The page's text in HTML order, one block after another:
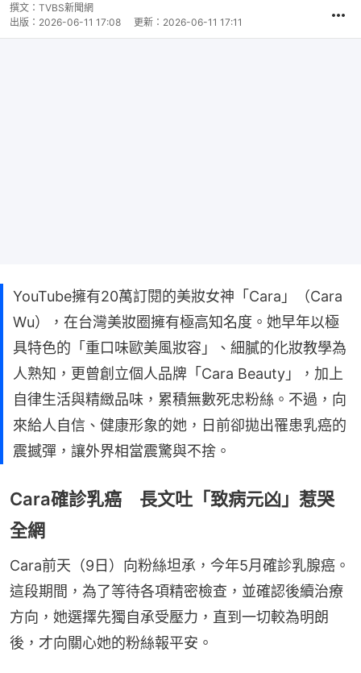
撰文： TVBS新聞網
出版： 2026-06-11 17:08 更新： 2026-06-11 17:11
YouTube擁有20萬訂閱的美妝女神「Cara」（Cara
Wu），在台灣美妝圈擁有極高知名度。她早年以極
具特色的「重口味歐美風妝容」、細膩的化妝教學為
人熟知，更曾創立個人品牌「Cara Beauty」，加上
自律生活與精緻品味，累積無數死忠粉絲。不過，向
來給人自信、健康形象的她，日前卻拋出罹患乳癌的
震撼彈，讓外界相當震驚與不捨。
Cara確診乳癌 長文吐「致病元凶」惹哭
全網
Cara前天（9日）向粉絲坦承，今年5月確診乳腺癌。
這段期間，為了等待各項精密檢查，並確認後續治療
方向，她選擇先獨自承受壓力，直到一切較為明朗
後，才向關心她的粉絲報平安。